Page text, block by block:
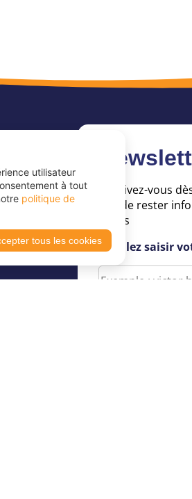
Inscrivez-vous
afin de rester
offres
Veuillez saisir
utilisateur
à tout
politique de
tous les cookies